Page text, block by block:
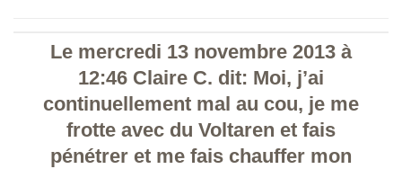
Le mercredi 13 novembre 2013 à
12:46 Claire C. dit: Moi, j’ai
continuellement mal au cou, je me
frotte avec du Voltaren et fais
pénétrer et me fais chauffer mon